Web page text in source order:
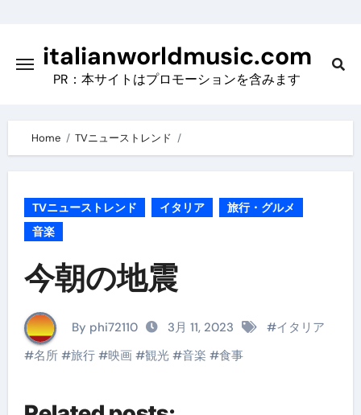
contentitalianworldmusic.com
PR：本サイトはプロモーションを含みます
Home TVニューストレンド
TVニューストレンド イタリア
旅行・グルメ
音楽
今朝の地震
By phi72110 3月 11, 2023 #イタリア
#名所#旅行#映画#観光#音楽 #食事